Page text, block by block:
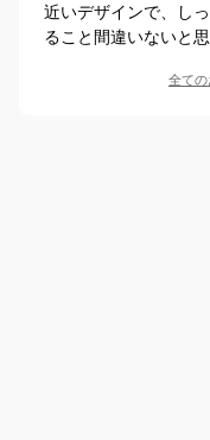
近いデザインで、し
ること間違いないと思
全ての